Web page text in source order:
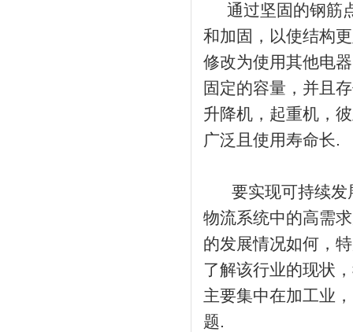
通过坚固的钢筋
和加固，以使结构
修改为使用其他电
固定的容量，并且
升降机，起重机，
广泛且使用寿命长.
要实现可持续发
物流系统中的高需
的发展情况如何，
了解该行业的现状
主要集中在加工业
题.